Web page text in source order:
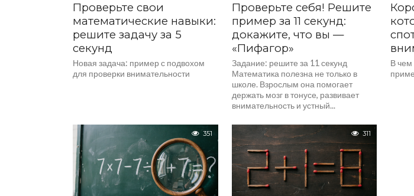
Проверьте свои
математические навыки:
решите задачу за 5
секунд
Новая задача: пример с подвохом
для проверки внимательности
Проверьте себя! Решите
пример за 11 секунд:
докажите, что вы —
«Пифагор»
Задание: решите за 11 секунд
Математика полезна не только в
школе. Взрослым она помогает
держать мозг в тонусе, развивает
внимательность и устный...
В чем
351 311